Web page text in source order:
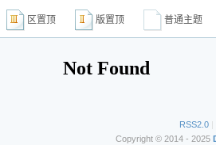
区置顶 版置顶 普通主
RSS2.0 |
Copyright © 2014 - 2025